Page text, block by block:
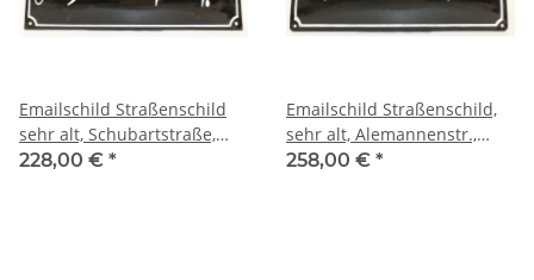
Emailschild Straßenschild
sehr alt, Schubartstraße,
gewölbt, enamel street sign
228,00 € *
Emailschild Straßenschild,
sehr alt, Alemannenstr.,
gewölbt, street sign, enamel
258,00 € *